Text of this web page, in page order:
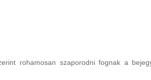
rohamosan szaporodni fognak a